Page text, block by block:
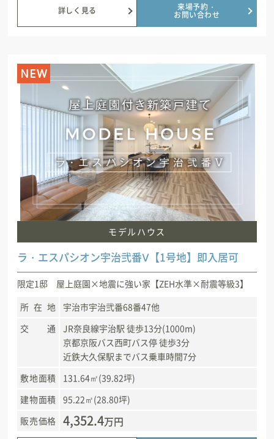
詳しく見る 来場予約・
お問い合わせ
NEW
モデルハウス
ラ・エスパシオン宇治弐番Ⅴ【1号地】即入居可
限定1邸 屋上庭園×地震に強い家【ZEH水準×耐震等級3】
所在地
宇治市宇治弐番68番47他
交通
JR奈良線宇治駅 徒歩13分(1000m)
京都京阪バス西町バス停 徒歩3分
近鉄大久保駅までバス乗車時間7分
敷地面積
131.64㎡(39.82坪)
建物面積
95.22㎡(28.80坪)
販売価格
4,352.4万円